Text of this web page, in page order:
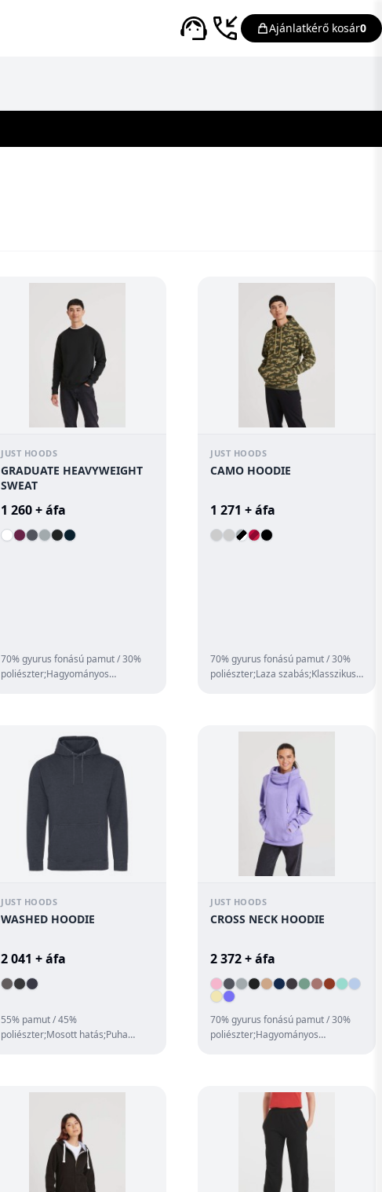
Ajánlatkérő kosár0
JUST HOODS
GRADUATE HEAVYWEIGHT
SWEAT
1 260 + áfa
70% gyurus fonású pamut / 30%
poliészter;Hagyományos
JUST HOODS
CAMO HOODIE
1 271 + áfa
70% gyurus fonású pamut / 30%
poliészter;Laza szabás;Klasszikus
JUST HOODS
WASHED HOODIE
2 041 + áfa
55% pamut / 45%
poliészter;Mosott hatás;Puha
JUST HOODS
CROSS NECK HOODIE
2 372 + áfa
70% gyurus fonású pamut / 30%
poliészter;Hagyományos